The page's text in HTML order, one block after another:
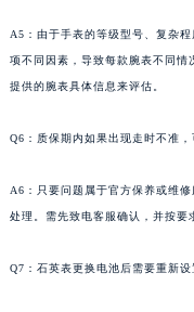
A5：由于手表的等级型号、复杂
项不同因素，导致每款腕表不同情
提供的腕表具体信息来评估。
Q6：质保期内如果出现走时不准，
A6：只要问题属于官方保养或维
处理。需先致电客服确认，并按要
Q7：石英表更换电池后需要重新设